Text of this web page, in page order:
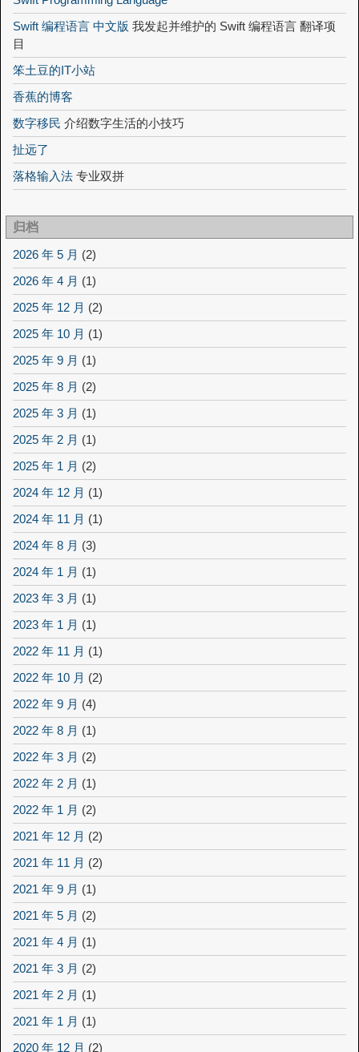
Swift 编程语言 中文版 我发起并维护的 Swift 编程语言 翻译项
目
笨土豆的IT小站
香蕉的博客
数字移民 介绍数字生活的小技巧
扯远了
落格输入法 专业双拼
归档
2026 年 5 月 (2)
2026 年 4 月 (1)
2025 年 12 月 (2)
2025 年 10 月 (1)
2025 年 9 月 (1)
2025 年 8 月 (2)
2025 年 3 月 (1)
2025 年 2 月 (1)
2025 年 1 月 (2)
2024 年 12 月 (1)
2024 年 11 月 (1)
2024 年 8 月 (3)
2024 年 1 月 (1)
2023 年 3 月 (1)
2023 年 1 月 (1)
2022 年 11 月 (1)
2022 年 10 月 (2)
2022 年 9 月 (4)
2022 年 8 月 (1)
2022 年 3 月 (2)
2022 年 2 月 (1)
2022 年 1 月 (2)
2021 年 12 月 (2)
2021 年 11 月 (2)
2021 年 9 月 (1)
2021 年 5 月 (2)
2021 年 4 月 (1)
2021 年 3 月 (2)
2021 年 2 月 (1)
2021 年 1 月 (1)
2020 年 12 月 (2)